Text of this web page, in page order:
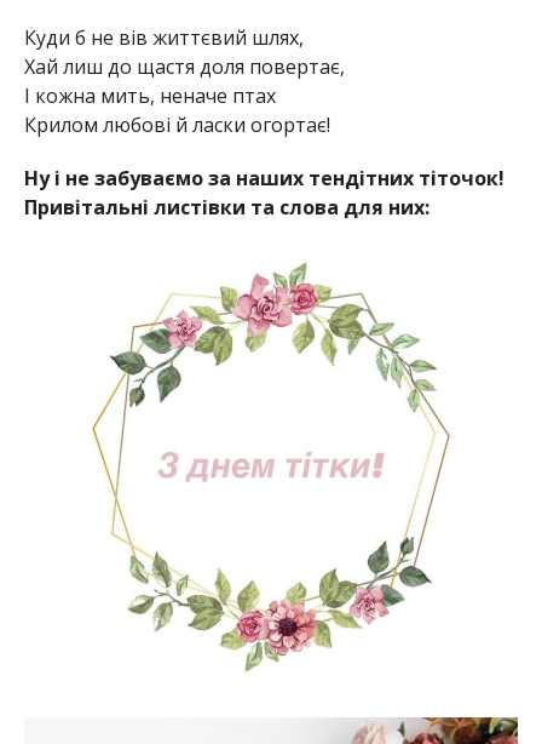
Куди б не вів життєвий шлях,
Хай лиш до щастя доля повертає,
І кожна мить, неначе птах
Крилом любові й ласки огортає!
Ну і не забуваємо за наших тендітних тіточок!
Привітальні листівки та слова для них: